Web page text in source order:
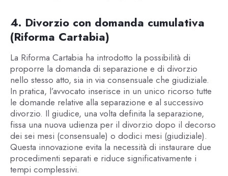
4. Divorzio con domanda cumulativa
(Riforma Cartabia)
La Riforma Cartabia ha introdotto la possibilità di
proporre la domanda di separazione e di divorzio
nello stesso atto, sia in via consensuale che giudiziale.
In pratica, l’avvocato inserisce in un unico ricorso tutte
le domande relative alla separazione e al successivo
divorzio. Il giudice, una volta definita la separazione,
fissa una nuova udienza per il divorzio dopo il decorso
dei sei mesi (consensuale) o dodici mesi (giudiziale).
Questa innovazione evita la necessità di instaurare due
procedimenti separati e riduce significativamente i
tempi complessivi.